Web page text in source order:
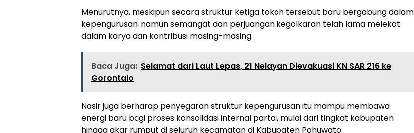
Menurutnya, meskipun secara struktur ketiga tokoh tersebut baru bergabung dalam
kepengurusan, namun semangat dan perjuangan kegolkaran telah lama melekat
dalam karya dan kontribusi masing-masing.
Baca Juga: Selamat dari Laut Lepas, 21 Nelayan Dievakuasi KN SAR 216 ke
Gorontalo
Nasir juga berharap penyegaran struktur kepengurusan itu mampu membawa
energi baru bagi proses konsolidasi internal partai, mulai dari tingkat kabupaten
hingga akar rumput di seluruh kecamatan di Kabupaten Pohuwato.